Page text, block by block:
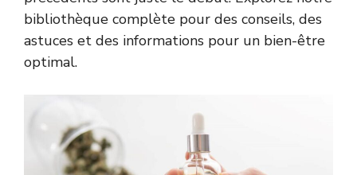
bibliothèque complète pour des conseils, des
astuces et des informations pour un bien-être
optimal.